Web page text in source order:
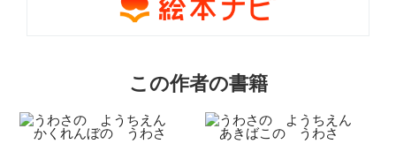
この作者の書籍